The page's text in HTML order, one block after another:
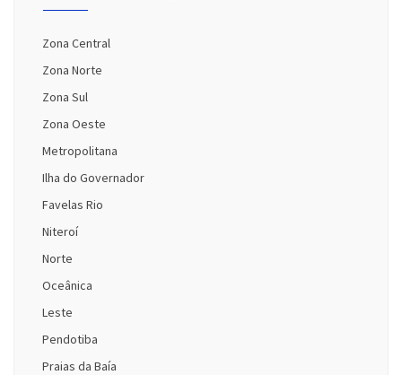
Zona Central
Zona Norte
Zona Sul
Zona Oeste
Metropolitana
Ilha do Governador
Favelas Rio
Niteroí
Norte
Oceânica
Leste
Pendotiba
Praias da Baía